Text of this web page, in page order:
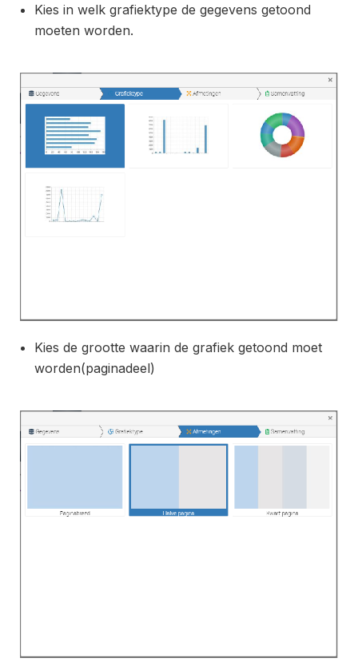
Kies in welk grafiektype de gegevens getoond
moeten worden.
Kies de grootte waarin de grafiek getoond moet
worden(paginadeel)